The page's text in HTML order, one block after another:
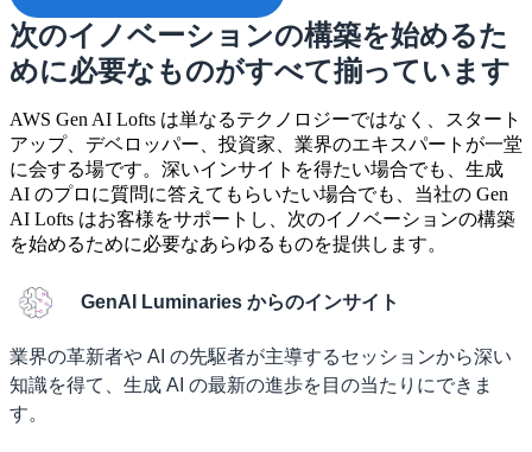
次のイノベーションの構築を始めるた
めに必要なものがすべて揃っています
AWS Gen AI Lofts は単なるテクノロジーではなく、スタート
アップ、デベロッパー、投資家、業界のエキスパートが一堂
に会する場です。深いインサイトを得たい場合でも、生成
AI のプロに質問に答えてもらいたい場合でも、当社の Gen
AI Lofts はお客様をサポートし、次のイノベーションの構築
を始めるために必要なあらゆるものを提供します。
GenAI Luminaries からのインサイト
業界の革新者や AI の先駆者が主導するセッションから深い
知識を得て、生成 AI の最新の進歩を目の当たりにできま
す。